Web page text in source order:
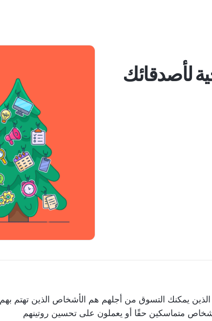
لأصدقائك
يمكنك التسوق من أجلهم هم الأشخاص الذين تهتم بهم
متماسكين حقًا أو يعملون على تحسين روتينهم